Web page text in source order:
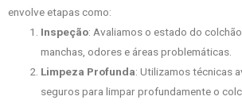
envolve etapas como:
Inspeção: Avaliamos o estado do
manchas, odores e áreas problemáticas.
Limpeza Profunda: Utilizamos técnicas
seguros para limpar profundamente o